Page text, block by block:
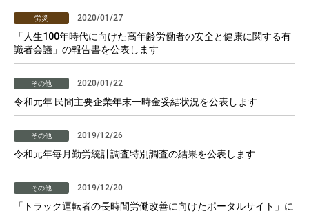
労災 2020/01/27
「人生100年時代に向けた高年齢労働者の安全と健康に関する有
識者会議」の報告書を公表します
その他 2020/01/22
令和元年 民間主要企業年末一時金妥結状況を公表します
その他 2019/12/26
令和元年毎月勤労統計調査特別調査の結果を公表します
その他 2019/12/20
「トラック運転者の長時間労働改善に向けたポータルサイト」に